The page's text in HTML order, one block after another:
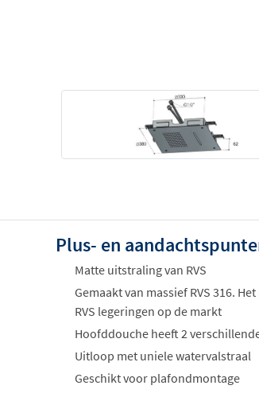
Plus- en
Matte uitstraling van RVS
Gemaakt van massief RVS 316.
RVS legeringen op de markt
Hoofddouche heeft 2
Uitloop met uniele watervalstraal
Geschikt voor plafondmontage